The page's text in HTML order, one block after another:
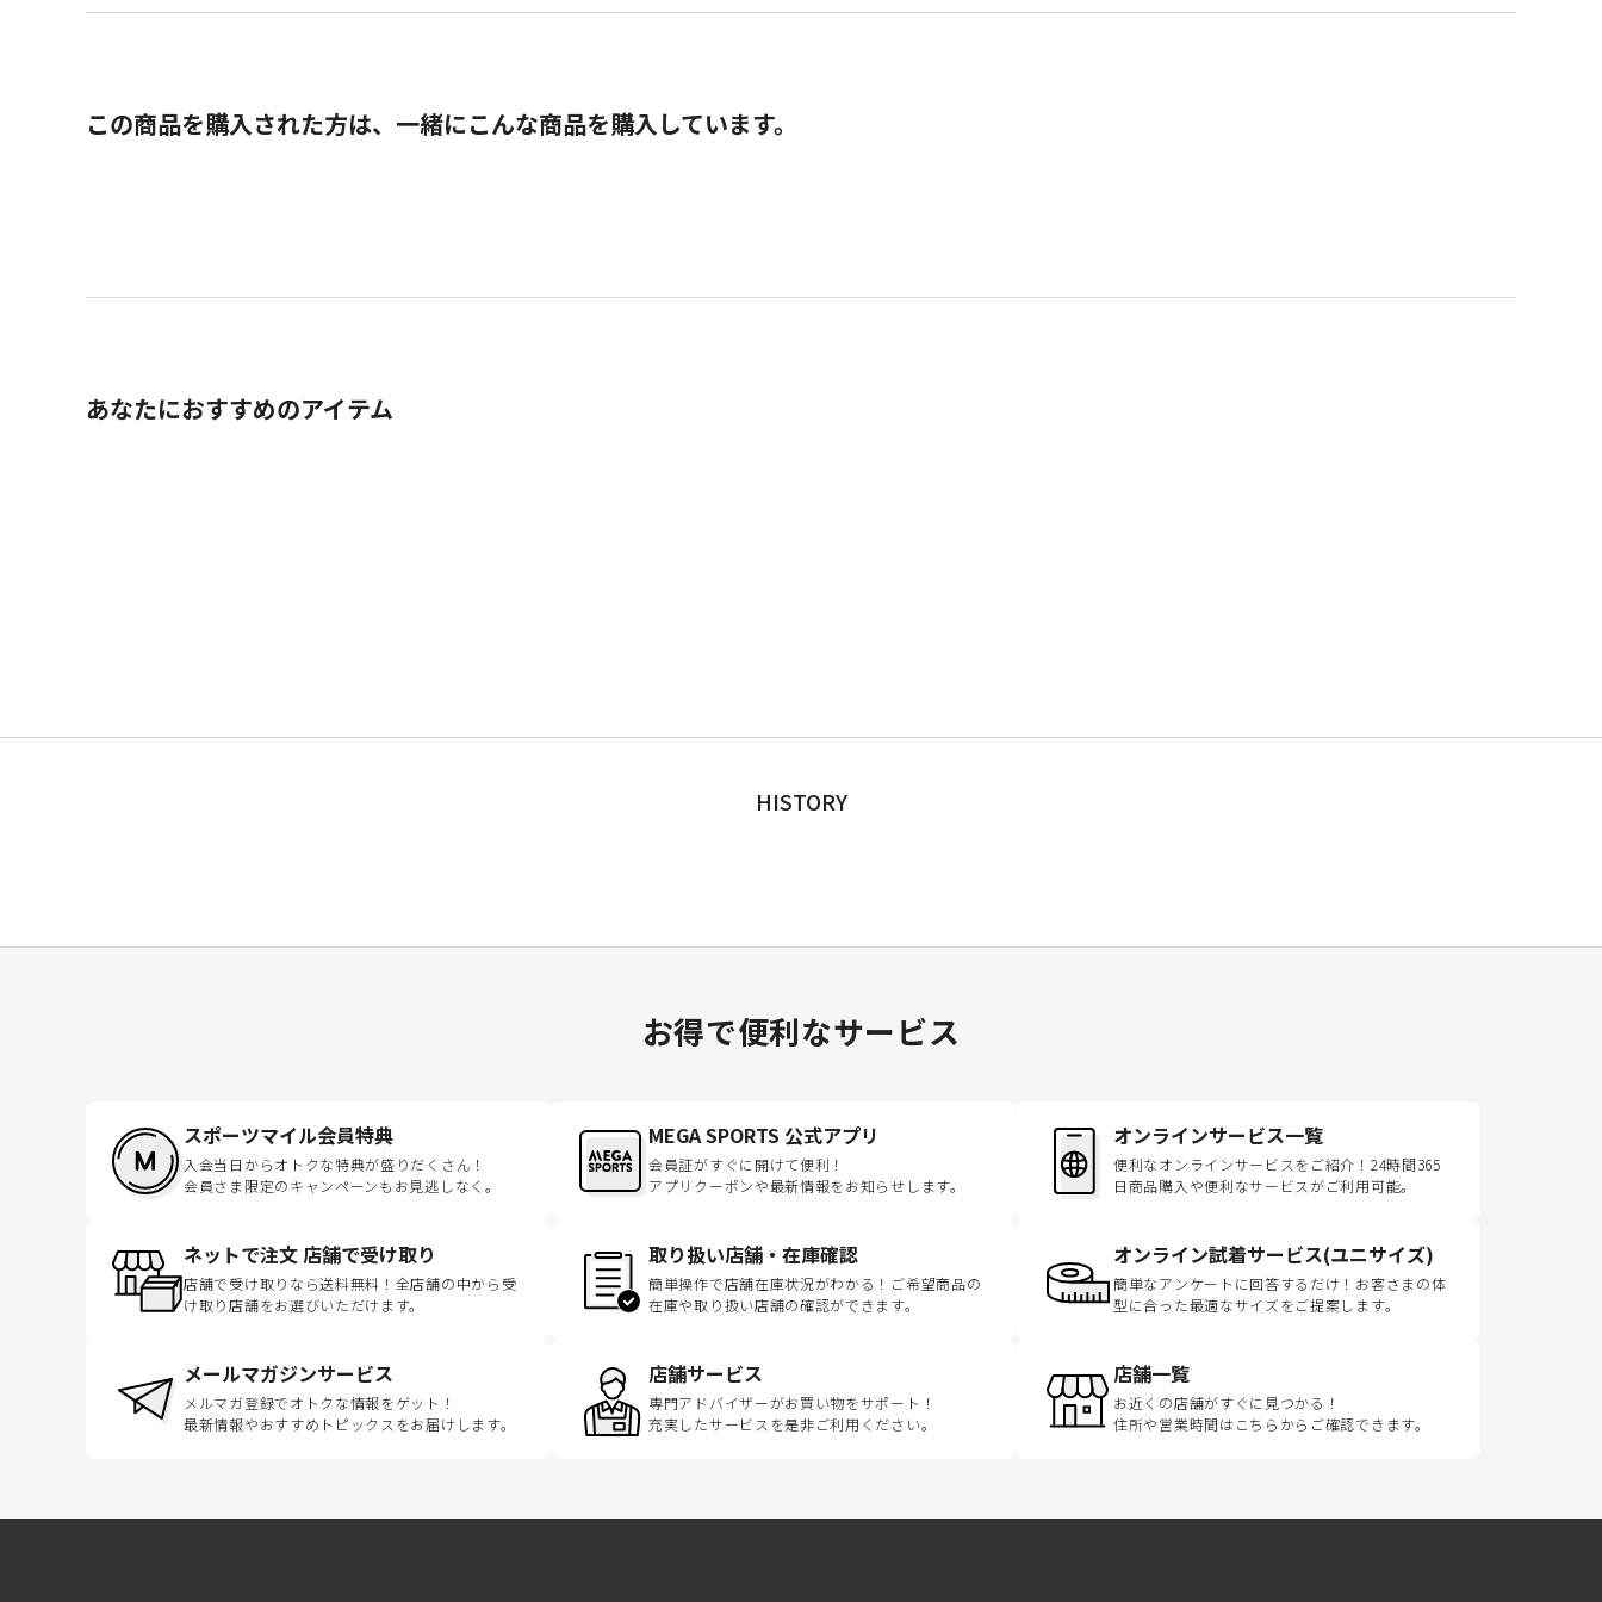
この商品を購入された方は、一緒にこんな商品を購入しています。
あなたにおすすめのアイテム
HISTORY
お得で便利なサービス
スポーツマイル会員特典
入会当日からオトクな特典が盛りだくさん！
会員さま限定のキャンペーンもお見逃しなく。
MEGA SPORTS 公式アプリ
会員証がすぐに開けて便利！
アプリクーポンや最新情報をお知らせします。
オンラインサービス一覧
便利なオンラインサービスをご紹介！24時間365
日商品購入や便利なサービスがご利用可能。
ネットで注文 店舗で受け取り
店舗で受け取りなら送料無料！全店舗の中から受
け取り店舗をお選びいただけます。
取り扱い店舗・在庫確認
簡単操作で店舗在庫状況がわかる！ご希望商品の
在庫や取り扱い店舗の確認ができます。
オンライン試着サービス(ユニサイズ)
簡単なアンケートに回答するだけ！お客さまの体
型に合った最適なサイズをご提案します。
メールマガジンサービス
メルマガ登録でオトクな情報をゲット！
最新情報やおすすめトピックスをお届けします。
店舗サービス
専門アドバイザーがお買い物をサポート！
充実したサービスを是非ご利用ください。
店舗一覧
お近くの店舗がすぐに見つかる！
住所や営業時間はこちらからご確認できます。